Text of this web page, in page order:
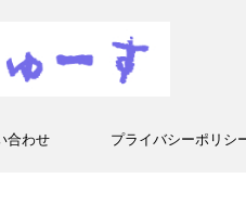
合わせ プライバシーポリシ